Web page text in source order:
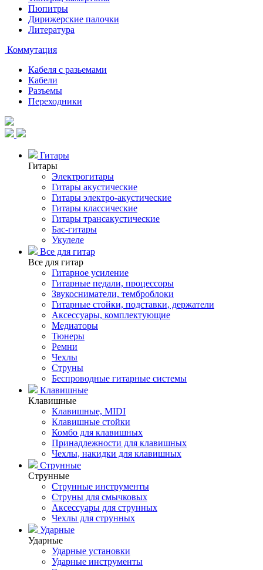
Пюпитры
Дирижерские палочки
Литература
Коммутация
Кабеля с разьемами
Кабели
Разъемы
Переходники
Гитары
Гитары
Электрогитары
Гитары акустические
Гитары электро-акустические
Гитары классические
Гитары трансакустические
Бас-гитары
Укулеле
Все для гитар
Все для гитар
Гитарное усиление
Гитарные педали, процессоры
Звукосниматели, темброблоки
Гитарные стойки, подставки, держатели
Аксессуары, комплектующие
Медиаторы
Тюнеры
Ремни
Чехлы
Струны
Беспроводные гитарные системы
Клавишные
Клавишные
Клавишные, MIDI
Клавишные стойки
Комбо для клавишных
Принадлежности для клавишных
Чехлы, накидки для клавишных
Струнные
Струнные
Струнные инструменты
Струны для смычковых
Аксессуары для струнных
Чехлы для струнных
Ударные
Ударные
Ударные установки
Ударные инструменты